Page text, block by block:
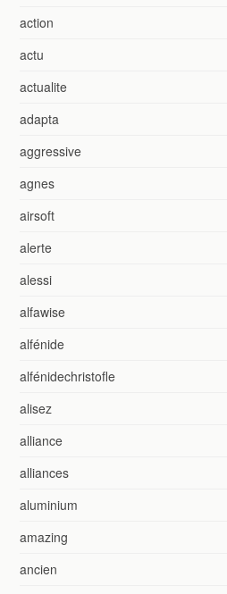
action
actu
actualite
adapta
aggressive
agnes
airsoft
alerte
alessi
alfawise
alfénide
alfénidechristofle
alisez
alliance
alliances
aluminium
amazing
ancien